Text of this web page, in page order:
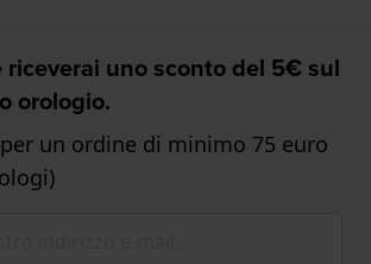
riceverai uno sconto del 5€ sul
orologio.
un ordine di minimo 75 euro